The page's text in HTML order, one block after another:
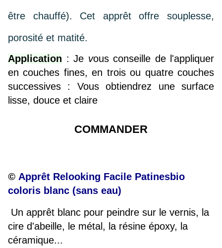
être chauffé). Cet apprêt offre souplesse,
porosité et matité.
Application : Je vous conseille de l'appliquer
en couches fines, en trois ou quatre couches
successives : Vous obtiendrez une surface
lisse, douce et claire
COMMANDER
© Apprêt Relooking Facile Patinesbio
coloris blanc (sans eau)
Un apprêt blanc pour peindre sur le vernis, la
cire d'abeille, le métal, la résine époxy, la
céramique...